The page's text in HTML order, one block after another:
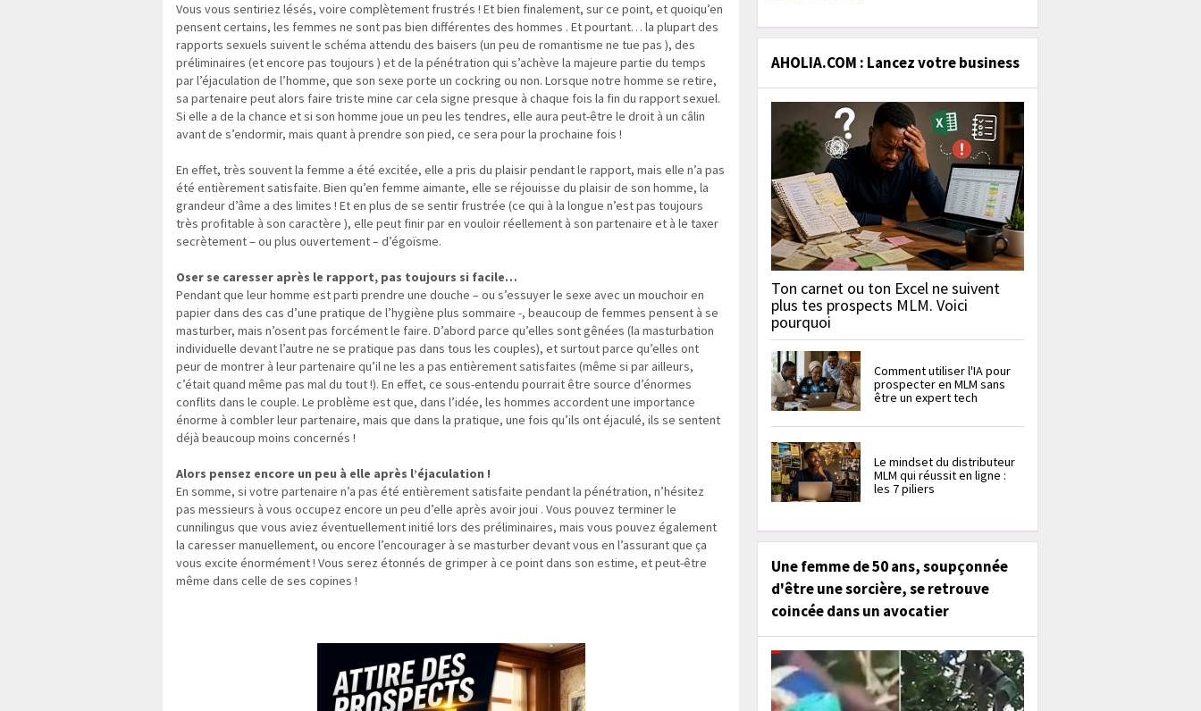
Vous vous sentiriez lésés, voire complètement frustrés ! Et bien finalement, sur ce point, et quoiqu’en
pensent certains, les femmes ne sont pas bien différentes des hommes . Et pourtant… la plupart des
rapports sexuels suivent le schéma attendu des baisers (un peu de romantisme ne tue pas ), des
préliminaires (et encore pas toujours ) et de la pénétration qui s’achève la majeure partie du temps
par l’éjaculation de l’homme, que son sexe porte un cockring ou non. Lorsque notre homme se retire,
sa partenaire peut alors faire triste mine car cela signe presque à chaque fois la fin du rapport sexuel.
Si elle a de la chance et si son homme joue un peu les tendres, elle aura peut-être le droit à un câlin
avant de s’endormir, mais quant à prendre son pied, ce sera pour la prochaine fois !
En effet, très souvent la femme a été excitée, elle a pris du plaisir pendant le rapport, mais elle n’a pas
été entièrement satisfaite. Bien qu’en femme aimante, elle se réjouisse du plaisir de son homme, la
grandeur d’âme a des limites ! Et en plus de se sentir frustrée (ce qui à la longue n’est pas toujours
très profitable à son caractère ), elle peut finir par en vouloir réellement à son partenaire et à le taxer
secrètement – ou plus ouvertement – d’égoïsme.
Oser se caresser après le rapport, pas toujours si facile…
Pendant que leur homme est parti prendre une douche – ou s’essuyer le sexe avec un mouchoir en
papier dans des cas d’une pratique de l’hygiène plus sommaire -, beaucoup de femmes pensent à se
masturber, mais n’osent pas forcément le faire. D’abord parce qu’elles sont gênées (la masturbation
individuelle devant l’autre ne se pratique pas dans tous les couples), et surtout parce qu’elles ont
peur de montrer à leur partenaire qu’il ne les a pas entièrement satisfaites (même si par ailleurs,
c’était quand même pas mal du tout !). En effet, ce sous-entendu pourrait être source d’énormes
conflits dans le couple. Le problème est que, dans l’idée, les hommes accordent une importance
énorme à combler leur partenaire, mais que dans la pratique, une fois qu’ils ont éjaculé, ils se sentent
déjà beaucoup moins concernés !
Alors pensez encore un peu à elle après l’éjaculation !
En somme, si votre partenaire n’a pas été entièrement satisfaite pendant la pénétration, n’hésitez
pas messieurs à vous occupez encore un peu d’elle après avoir joui . Vous pouvez terminer le
cunnilingus que vous aviez éventuellement initié lors des préliminaires, mais vous pouvez également
la caresser manuellement, ou encore l’encourager à se masturber devant vous en l’assurant que ça
vous excite énormément ! Vous serez étonnés de grimper à ce point dans son estime, et peut-être
même dans celle de ses copines !
AHOLIA.COM : Lancez votre business
Ton carnet ou ton Excel ne suivent
plus tes prospects MLM. Voici
pourquoi
Comment utiliser l'IA pour
prospecter en MLM sans
être un expert tech
Le mindset du distributeur
MLM qui réussit en ligne :
les 7 piliers
Une femme de 50 ans, soupçonnée
d'être une sorcière, se retrouve
coincée dans un avocatier